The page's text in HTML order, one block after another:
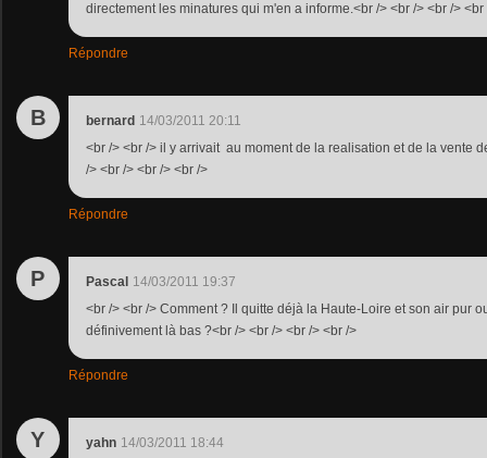
directement les minatures qui m'en a informe.<br /> <br /> <br /> <br
Répondre
B bernard 14/03/2011 20:11
<br /> <br /> il y arrivait au moment de la realisation et de la vente
/> <br /> <br /> <br />
Répondre
P Pascal 14/03/2011 19:37
<br /> <br /> Comment ? Il quitte déjà la Haute-Loire et son air pur
définivement là bas ?<br /> <br /> <br /> <br />
Répondre
Y yahn 14/03/2011 18:44